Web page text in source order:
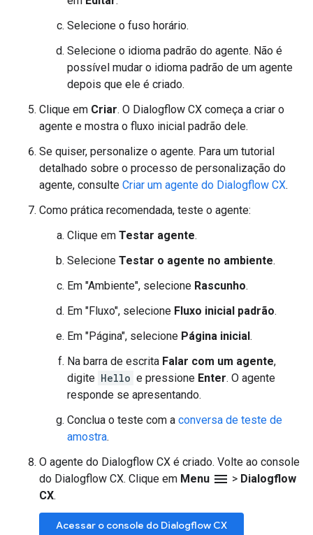
Selecione o fuso horário.
Selecione o idioma padrão do agente. Não é
possível mudar o idioma padrão de um agente
depois que ele é criado.
Clique em Criar. O Dialogflow CX começa a criar o
agente e mostra o fluxo inicial padrão dele.
Se quiser, personalize o agente. Para um tutorial
detalhado sobre o processo de personalização do
agente, consulte Criar um agente do Dialogflow CX.
Como prática recomendada, teste o agente:
Clique em Testar agente.
Selecione Testar o agente no ambiente.
Em "Ambiente", selecione Rascunho.
Em "Fluxo", selecione Fluxo inicial padrão.
Em "Página", selecione Página inicial.
Na barra de escrita Falar com um agente,
digite Hello e pressione Enter. O agente
responde se apresentando.
Conclua o teste com a conversa de teste de
amostra.
O agente do Dialogflow CX é criado. Volte ao console
do Dialogflow CX. Clique em Menu menu > Dialogflow
CX.
Acessar o console do Dialogflow CX